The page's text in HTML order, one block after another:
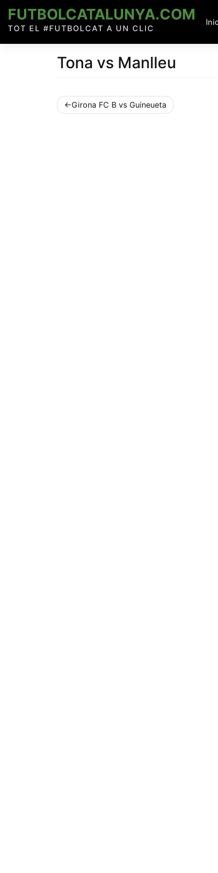
content
FUTBOLCATALUNYA.COM
TOT EL #FUTBOLCAT A UN CLIC
Tona vs Manlleu
Navegació
Girona FC B vs Guineueta